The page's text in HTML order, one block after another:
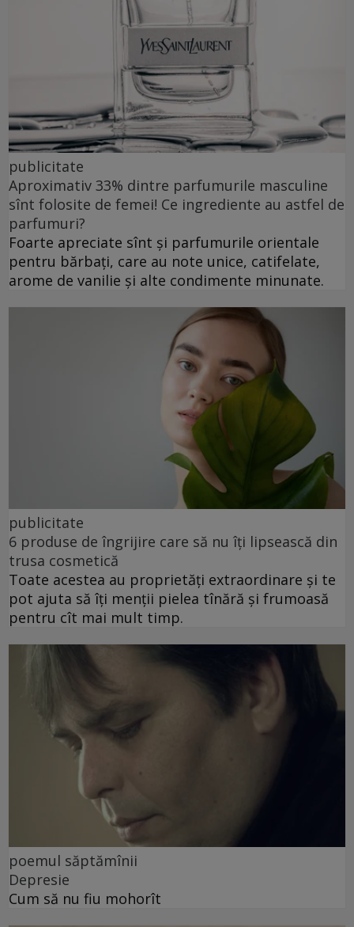
publicitate
Aproximativ 33% dintre parfumurile masculine
sînt folosite de femei! Ce ingrediente au astfel de
parfumuri?
Foarte apreciate sînt și parfumurile orientale
pentru bărbați, care au note unice, catifelate,
arome de vanilie și alte condimente minunate.
publicitate
6 produse de îngrijire care să nu îți lipsească din
trusa cosmetică
Toate acestea au proprietăți extraordinare și te
pot ajuta să îți menții pielea tînără și frumoasă
pentru cît mai mult timp.
poemul săptămînii
Depresie
Cum să nu fiu mohorît